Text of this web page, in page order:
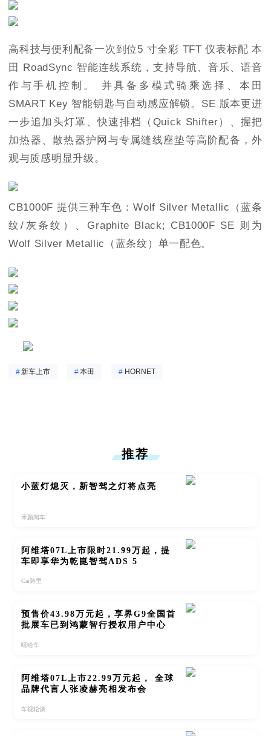
高科技与便利配备一次到位5 寸全彩 TFT 仪表标配 本
田 RoadSync 智能连线系统，支持导航、音乐、语音
作与手机控制。 并具备多模式骑乘选择、本田
SMART Key 智能钥匙与自动感应解锁。SE 版本更进
一步追加头灯罩、快速排档（Quick Shifter）、握把
加热器、散热器护网与专属缝线座垫等高阶配备，外
观与质感明显升级。
CB1000F 提供三种车色：Wolf Silver Metallic（蓝条
纹/灰条纹）、Graphite Black; CB1000F SE 则为
Wolf Silver Metallic（蓝条纹）单一配色。
#新车上市 #本田 # HORNET
推荐
小蓝灯熄灭，新智驾之灯将点亮
禾颜阅车
阿维塔07L上市限时21.99万起，提
车即享华为乾崑智驾ADS 5
Car路里
预售价43.98万元起，享界G9全国首
批展车已到鸿蒙智行授权用户中心
嘻哈车
阿维塔07L上市22.99万元起， 全球
品牌代言人张凌赫亮相发布会
车视轮谈